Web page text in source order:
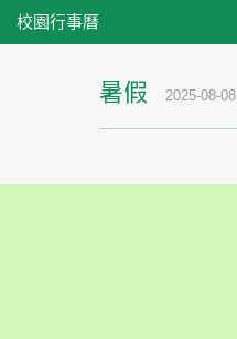
校園行事曆
暑假 2025-08-08